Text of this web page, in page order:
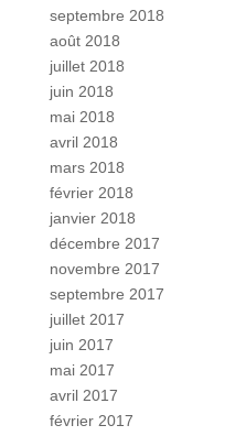
septembre 2018
août 2018
juillet 2018
juin 2018
mai 2018
avril 2018
mars 2018
février 2018
janvier 2018
décembre 2017
novembre 2017
septembre 2017
juillet 2017
juin 2017
mai 2017
avril 2017
février 2017